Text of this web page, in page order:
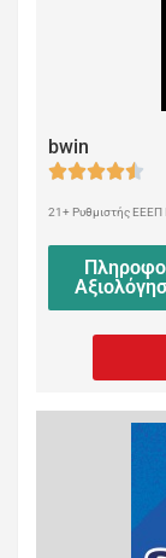
bwin
21+ Ρυθμιστής